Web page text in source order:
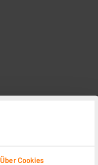
Über Cookies